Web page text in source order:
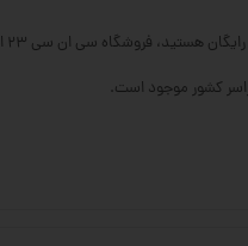
سی ان سی ۲۳ انتخابی مطمئن برای شماست.